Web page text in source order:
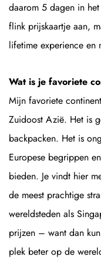
daarom 5 dagen in
flink prijskaartje aan,
lifetime experience en
Wat is je favoriete
Mijn favoriete
Zuidoost Azië. Het is
backpacken. Het is
Europese begrippen
bieden. Je vindt hier
de meest prachtige
wereldsteden als
prijzen – want dan
plek beter op de